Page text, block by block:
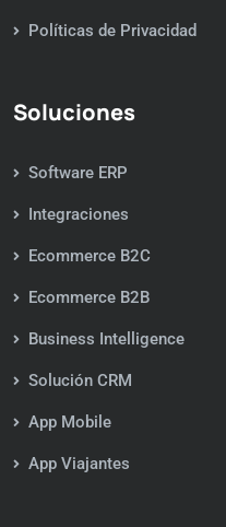
Políticas de Privacidad
Soluciones
Software ERP
Integraciones
Ecommerce B2C
Ecommerce B2B
Business Intelligence
Solución CRM
App Mobile
App Viajantes